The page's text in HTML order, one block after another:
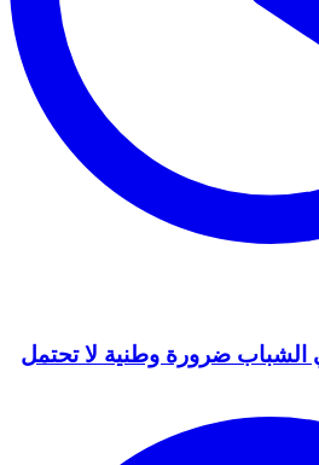
الشباب ضرورة وطنية لا تحتمل